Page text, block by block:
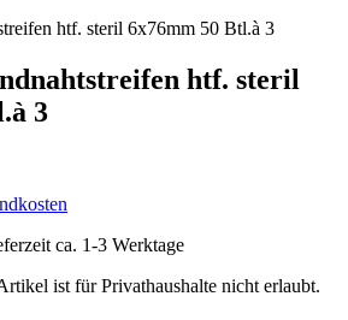
htf. steril
3
ca. 1-3 Werktage
ist für Privathaushalte nicht erlaubt.